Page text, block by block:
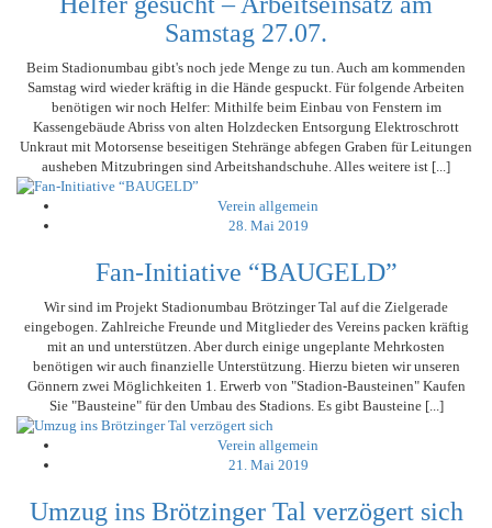
Samstag 27.07.
Beim Stadionumbau gibt's noch jede Menge zu tun. Auch am kommenden
Samstag wird wieder kräftig in die Hände gespuckt. Für folgende Arbeiten
benötigen wir noch Helfer: Mithilfe beim Einbau von Fenstern im
Kassengebäude Abriss von alten Holzdecken Entsorgung Elektroschrott
Unkraut mit Motorsense beseitigen Stehränge abfegen Graben für Leitungen
ausheben Mitzubringen sind Arbeitshandschuhe. Alles weitere ist [...]
Verein allgemein
28. Mai 2019
Fan-Initiative “BAUGELD”
Wir sind im Projekt Stadionumbau Brötzinger Tal auf die Zielgerade
eingebogen. Zahlreiche Freunde und Mitglieder des Vereins packen kräftig
mit an und unterstützen. Aber durch einige ungeplante Mehrkosten
benötigen wir auch finanzielle Unterstützung. Hierzu bieten wir unseren
Gönnern zwei Möglichkeiten 1. Erwerb von "Stadion-Bausteinen" Kaufen
Sie "Bausteine" für den Umbau des Stadions. Es gibt Bausteine [...]
Verein allgemein
21. Mai 2019
Umzug ins Brötzinger Tal verzögert sich